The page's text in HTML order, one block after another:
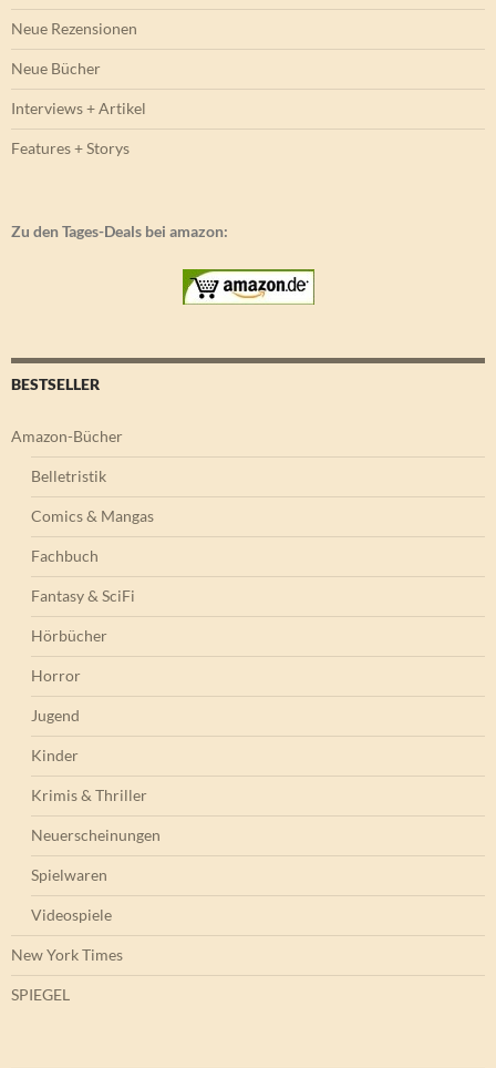
Neue Rezensionen
Neue Bücher
Interviews + Artikel
Features + Storys
Zu den Tages-Deals bei amazon:
BESTSELLER
Amazon-Bücher
Belletristik
Comics & Mangas
Fachbuch
Fantasy & SciFi
Hörbücher
Horror
Jugend
Kinder
Krimis & Thriller
Neuerscheinungen
Spielwaren
Videospiele
New York Times
SPIEGEL